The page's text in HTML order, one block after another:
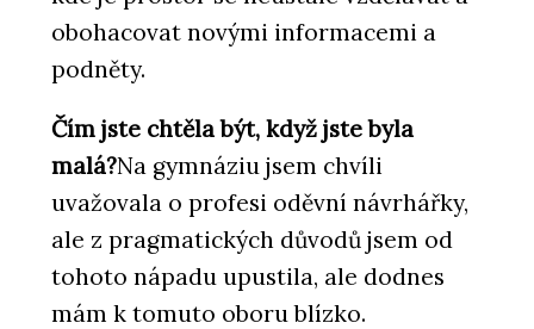
obohacovat novými informacemi a
podněty.
Čím jste chtěla být, když jste byla
malá?Na gymnáziu jsem chvíli
uvažovala o profesi oděvní návrhářky,
ale z pragmatických důvodů jsem od
tohoto nápadu upustila, ale dodnes
mám k tomuto oboru blízko.